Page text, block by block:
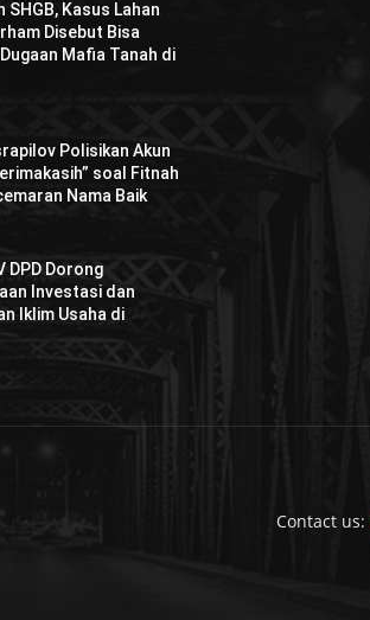
SHGB, Kasus Lahan
Disebut Bisa
Mafia Tanah di
Polisikan Akun
soal Fitnah
Nama Baik
DPD Dorong
Investasi dan
Iklim Usaha di
Contact us: